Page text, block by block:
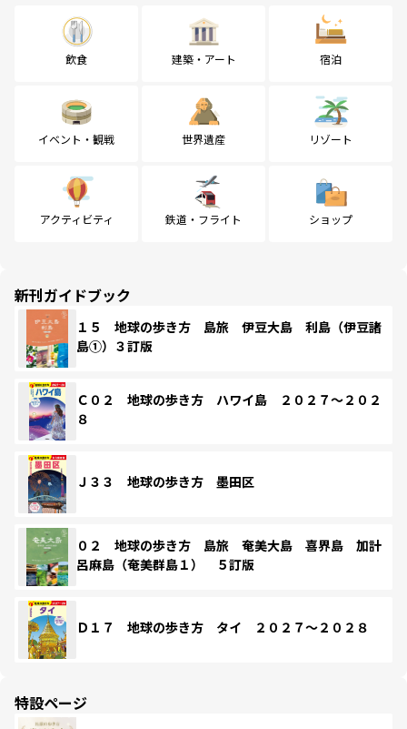
飲食 建築・アート 宿泊
イベント・観戦 世界遺産 リゾート
アクティビティ 鉄道・フライト ショップ
新刊ガイドブック
１５ 地球の歩き方 島旅 伊豆大島 利島（伊豆諸
島①）３訂版
Ｃ０２ 地球の歩き方 ハワイ島 ２０２７～２０２
８
Ｊ３３ 地球の歩き方 墨田区
０２ 地球の歩き方 島旅 奄美大島 喜界島 加計
呂麻島（奄美群島１） ５訂版
Ｄ１７ 地球の歩き方 タイ ２０２７～２０２８
特設ページ